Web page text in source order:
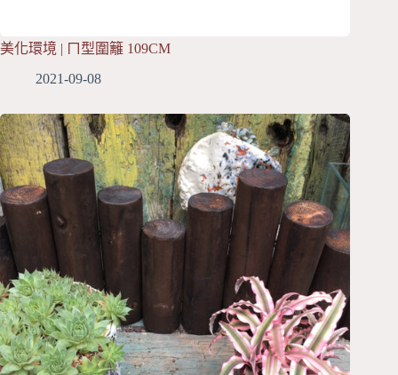
美化環境 | ㄇ型圍籬 109CM
2021-09-08